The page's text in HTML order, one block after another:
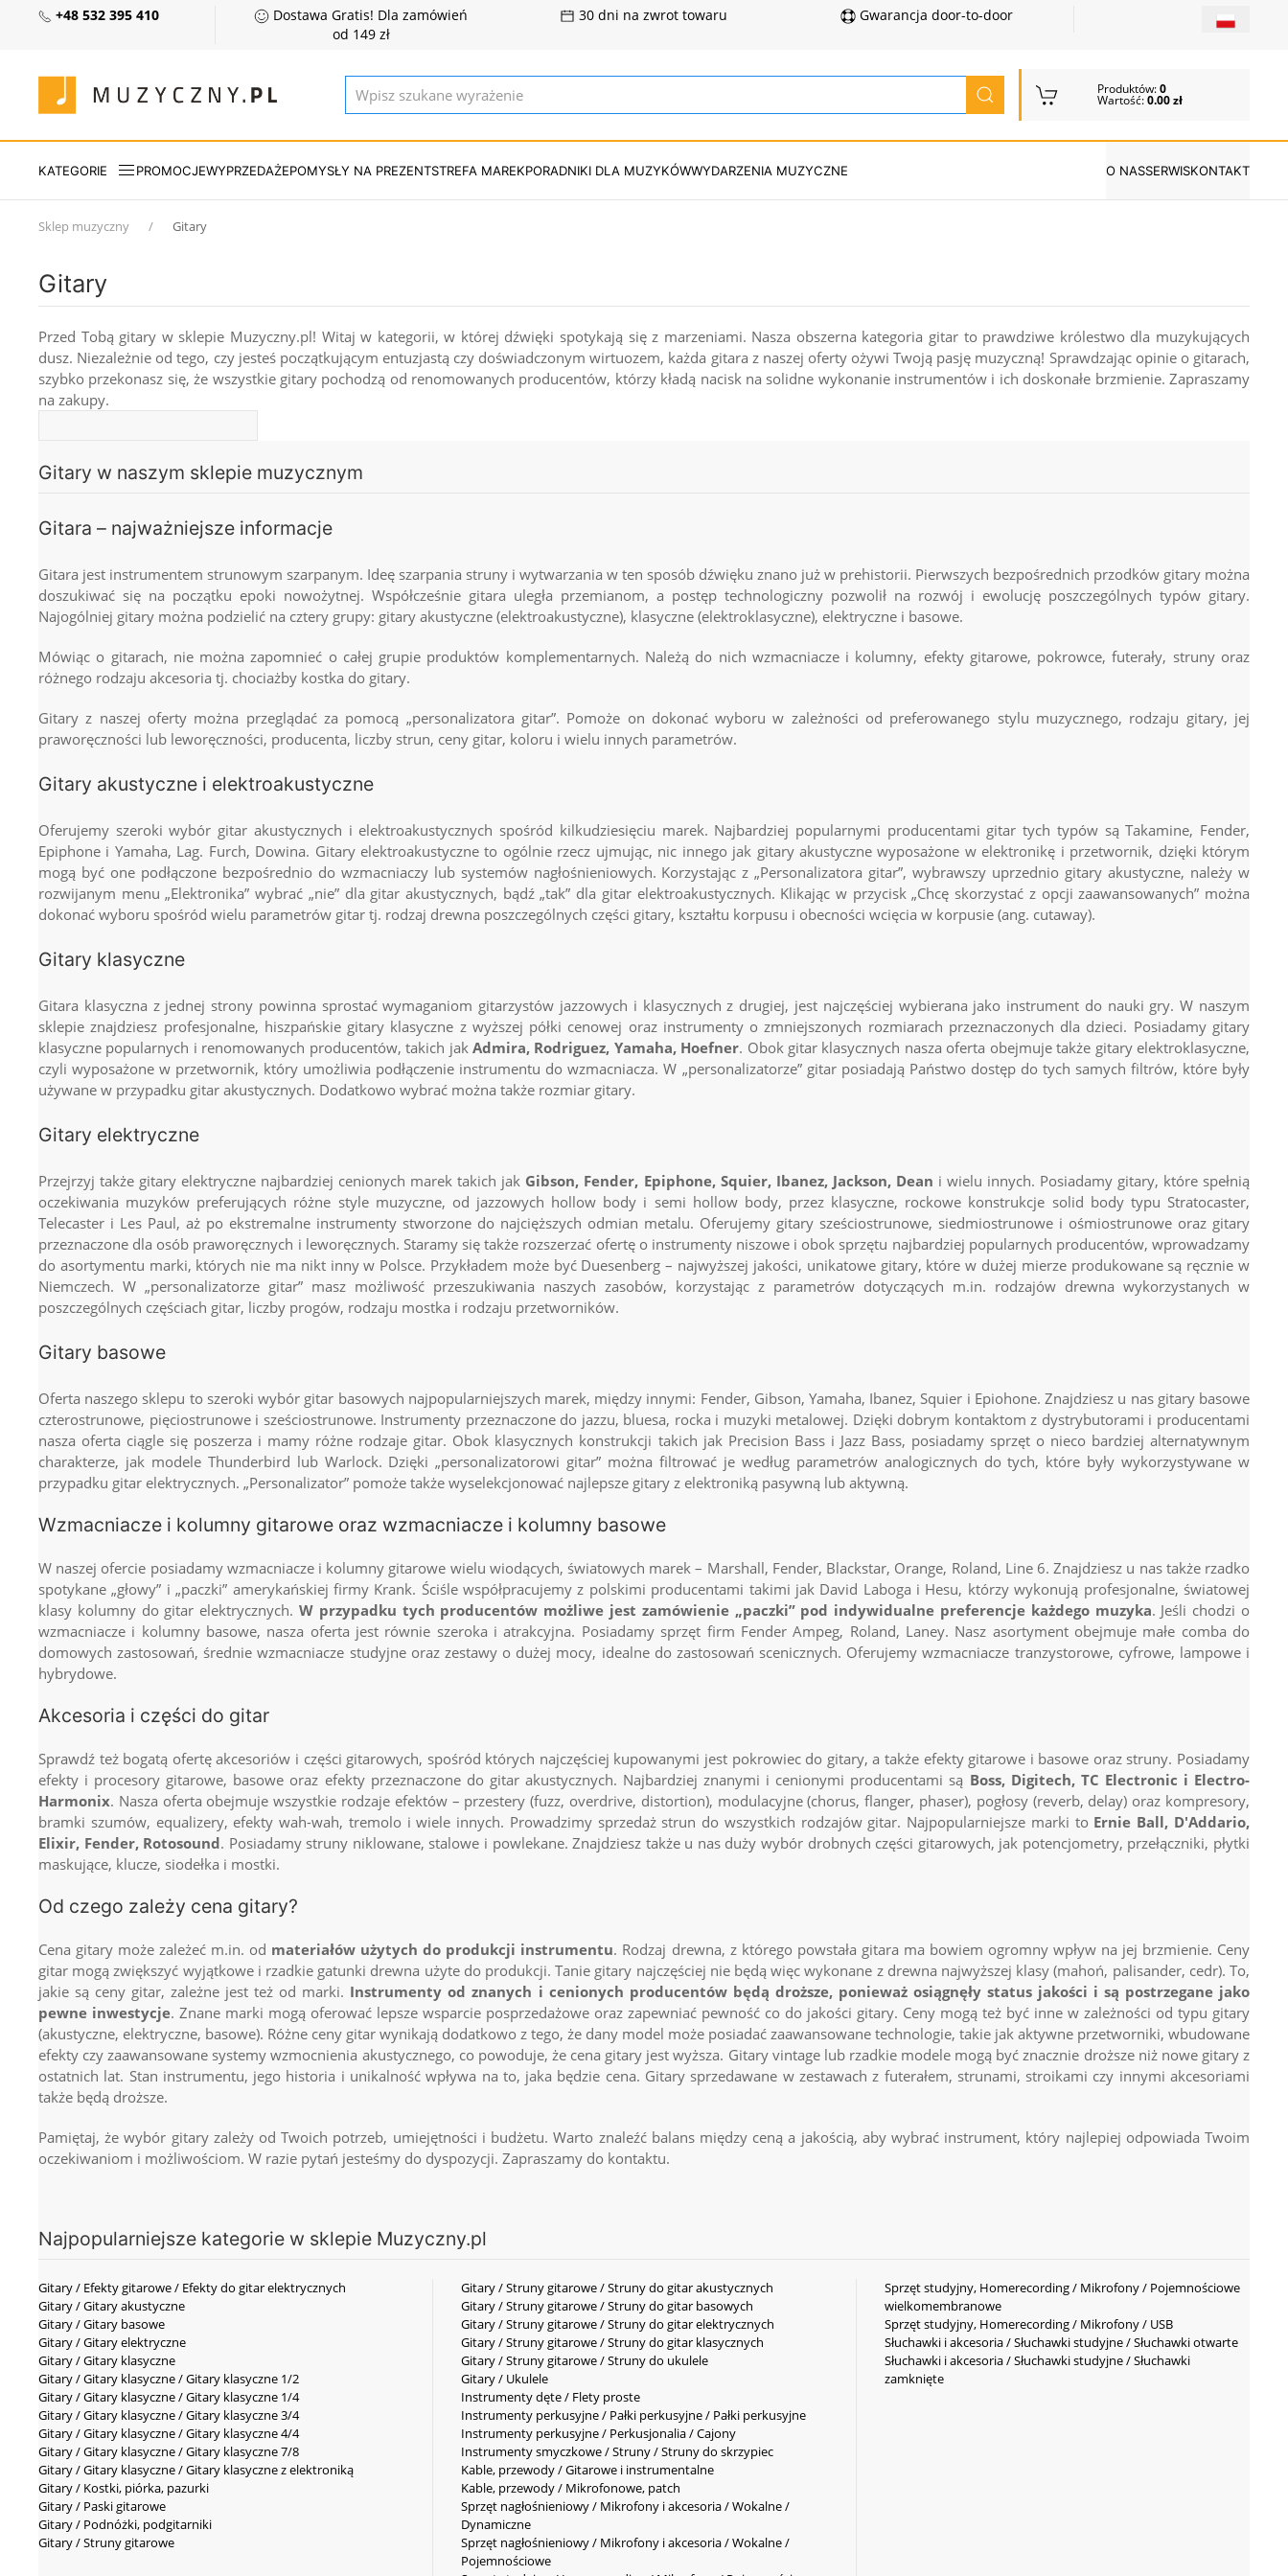
+48 532 395 410
Dostawa Gratis! Dla zamówień
od 149 zł
30 dni na zwrot towaru Gwarancja door-to-door
Produktów:0
Wartość:0.00 zł
KATEGORIE PROMOCJEWYPRZEDAŻEPOMYSŁY NA PREZENTSTREFA MAREKPORADNIKI DLA MUZYKÓWWYDARZENIA MUZYCZNE O NASSERWISKONTAKT
Sklep muzyczny Gitary
Gitary
Przed Tobą gitary w sklepie Muzyczny.pl! Witaj w kategorii, w której dźwięki spotykają się z marzeniami. Nasza obszerna kategoria gitar to prawdziwe królestwo dla muzykujących
dusz. Niezależnie od tego, czy jesteś początkującym entuzjastą czy doświadczonym wirtuozem, każda gitara z naszej oferty ożywi Twoją pasję muzyczną! Sprawdzając opinie o gitarach,
szybko przekonasz się, że wszystkie gitary pochodzą od renomowanych producentów, którzy kładą nacisk na solidne wykonanie instrumentów i ich doskonałe brzmienie. Zapraszamy
na zakupy.
Gitary w naszym sklepie muzycznym
Gitara – najważniejsze informacje
Gitara jest instrumentem strunowym szarpanym. Ideę szarpania struny i wytwarzania w ten sposób dźwięku znano już w prehistorii. Pierwszych bezpośrednich przodków gitary można
doszukiwać się na początku epoki nowożytnej. Współcześnie gitara uległa przemianom, a postęp technologiczny pozwolił na rozwój i ewolucję poszczególnych typów gitary.
Najogólniej gitary można podzielić na cztery grupy: gitary akustyczne (elektroakustyczne), klasyczne (elektroklasyczne), elektryczne i basowe.
Mówiąc o gitarach, nie można zapomnieć o całej grupie produktów komplementarnych. Należą do nich wzmacniacze i kolumny, efekty gitarowe, pokrowce, futerały, struny oraz
różnego rodzaju akcesoria tj. chociażby kostka do gitary.
Gitary z naszej oferty można przeglądać za pomocą „personalizatora gitar”. Pomoże on dokonać wyboru w zależności od preferowanego stylu muzycznego, rodzaju gitary, jej
praworęczności lub leworęczności, producenta, liczby strun, ceny gitar, koloru i wielu innych parametrów.
Gitary akustyczne i elektroakustyczne
Oferujemy szeroki wybór gitar akustycznych i elektroakustycznych spośród kilkudziesięciu marek. Najbardziej popularnymi producentami gitar tych typów są Takamine, Fender,
Epiphone i Yamaha, Lag. Furch, Dowina. Gitary elektroakustyczne to ogólnie rzecz ujmując, nic innego jak gitary akustyczne wyposażone w elektronikę i przetwornik, dzięki którym
mogą być one podłączone bezpośrednio do wzmacniaczy lub systemów nagłośnieniowych. Korzystając z „Personalizatora gitar”, wybrawszy uprzednio gitary akustyczne, należy w
rozwijanym menu „Elektronika” wybrać „nie” dla gitar akustycznych, bądź „tak” dla gitar elektroakustycznych. Klikając w przycisk „Chcę skorzystać z opcji zaawansowanych” można
dokonać wyboru spośród wielu parametrów gitar tj. rodzaj drewna poszczególnych części gitary, kształtu korpusu i obecności wcięcia w korpusie (ang. cutaway).
Gitary klasyczne
Gitara klasyczna z jednej strony powinna sprostać wymaganiom gitarzystów jazzowych i klasycznych z drugiej, jest najczęściej wybierana jako instrument do nauki gry. W naszym
sklepie znajdziesz profesjonalne, hiszpańskie gitary klasyczne z wyższej półki cenowej oraz instrumenty o zmniejszonych rozmiarach przeznaczonych dla dzieci. Posiadamy gitary
klasyczne popularnych i renomowanych producentów, takich jak Admira, Rodriguez, Yamaha, Hoefner. Obok gitar klasycznych nasza oferta obejmuje także gitary elektroklasyczne,
czyli wyposażone w przetwornik, który umożliwia podłączenie instrumentu do wzmacniacza. W „personalizatorze” gitar posiadają Państwo dostęp do tych samych filtrów, które były
używane w przypadku gitar akustycznych. Dodatkowo wybrać można także rozmiar gitary.
Gitary elektryczne
Przejrzyj także gitary elektryczne najbardziej cenionych marek takich jak Gibson, Fender, Epiphone, Squier, Ibanez, Jackson, Dean i wielu innych. Posiadamy gitary, które spełnią
oczekiwania muzyków preferujących różne style muzyczne, od jazzowych hollow body i semi hollow body, przez klasyczne, rockowe konstrukcje solid body typu Stratocaster,
Telecaster i Les Paul, aż po ekstremalne instrumenty stworzone do najcięższych odmian metalu. Oferujemy gitary sześciostrunowe, siedmiostrunowe i ośmiostrunowe oraz gitary
przeznaczone dla osób praworęcznych i leworęcznych. Staramy się także rozszerzać ofertę o instrumenty niszowe i obok sprzętu najbardziej popularnych producentów, wprowadzamy
do asortymentu marki, których nie ma nikt inny w Polsce. Przykładem może być Duesenberg – najwyższej jakości, unikatowe gitary, które w dużej mierze produkowane są ręcznie w
Niemczech. W „personalizatorze gitar” masz możliwość przeszukiwania naszych zasobów, korzystając z parametrów dotyczących m.in. rodzajów drewna wykorzystanych w
poszczególnych częściach gitar, liczby progów, rodzaju mostka i rodzaju przetworników.
Gitary basowe
Oferta naszego sklepu to szeroki wybór gitar basowych najpopularniejszych marek, między innymi: Fender, Gibson, Yamaha, Ibanez, Squier i Epiohone. Znajdziesz u nas gitary basowe
czterostrunowe, pięciostrunowe i sześciostrunowe. Instrumenty przeznaczone do jazzu, bluesa, rocka i muzyki metalowej. Dzięki dobrym kontaktom z dystrybutorami i producentami
nasza oferta ciągle się poszerza i mamy różne rodzaje gitar. Obok klasycznych konstrukcji takich jak Precision Bass i Jazz Bass, posiadamy sprzęt o nieco bardziej alternatywnym
charakterze, jak modele Thunderbird lub Warlock. Dzięki „personalizatorowi gitar” można filtrować je według parametrów analogicznych do tych, które były wykorzystywane w
przypadku gitar elektrycznych. „Personalizator” pomoże także wyselekcjonować najlepsze gitary z elektroniką pasywną lub aktywną.
Wzmacniacze i kolumny gitarowe oraz wzmacniacze i kolumny basowe
W naszej ofercie posiadamy wzmacniacze i kolumny gitarowe wielu wiodących, światowych marek – Marshall, Fender, Blackstar, Orange, Roland, Line 6. Znajdziesz u nas także rzadko
spotykane „głowy” i „paczki” amerykańskiej firmy Krank. Ściśle współpracujemy z polskimi producentami takimi jak David Laboga i Hesu, którzy wykonują profesjonalne, światowej
klasy kolumny do gitar elektrycznych. W przypadku tych producentów możliwe jest zamówienie „paczki” pod indywidualne preferencje każdego muzyka. Jeśli chodzi o
wzmacniacze i kolumny basowe, nasza oferta jest równie szeroka i atrakcyjna. Posiadamy sprzęt firm Fender Ampeg, Roland, Laney. Nasz asortyment obejmuje małe comba do
domowych zastosowań, średnie wzmacniacze studyjne oraz zestawy o dużej mocy, idealne do zastosowań scenicznych. Oferujemy wzmacniacze tranzystorowe, cyfrowe, lampowe i
hybrydowe.
Akcesoria i części do gitar
Sprawdź też bogatą ofertę akcesoriów i części gitarowych, spośród których najczęściej kupowanymi jest pokrowiec do gitary, a także efekty gitarowe i basowe oraz struny. Posiadamy
efekty i procesory gitarowe, basowe oraz efekty przeznaczone do gitar akustycznych. Najbardziej znanymi i cenionymi producentami są Boss, Digitech, TC Electronic i Electro-
Harmonix. Nasza oferta obejmuje wszystkie rodzaje efektów – przestery (fuzz, overdrive, distortion), modulacyjne (chorus, flanger, phaser), pogłosy (reverb, delay) oraz kompresory,
bramki szumów, equalizery, efekty wah-wah, tremolo i wiele innych. Prowadzimy sprzedaż strun do wszystkich rodzajów gitar. Najpopularniejsze marki to Ernie Ball, D'Addario,
Elixir, Fender, Rotosound. Posiadamy struny niklowane, stalowe i powlekane. Znajdziesz także u nas duży wybór drobnych części gitarowych, jak potencjometry, przełączniki, płytki
maskujące, klucze, siodełka i mostki.
Od czego zależy cena gitary?
Cena gitary może zależeć m.in. od materiałów użytych do produkcji instrumentu. Rodzaj drewna, z którego powstała gitara ma bowiem ogromny wpływ na jej brzmienie. Ceny
gitar mogą zwiększyć wyjątkowe i rzadkie gatunki drewna użyte do produkcji. Tanie gitary najczęściej nie będą więc wykonane z drewna najwyższej klasy (mahoń, palisander, cedr). To,
jakie są ceny gitar, zależne jest też od marki. Instrumenty od znanych i cenionych producentów będą droższe, ponieważ osiągnęły status jakości i są postrzegane jako
pewne inwestycje. Znane marki mogą oferować lepsze wsparcie posprzedażowe oraz zapewniać pewność co do jakości gitary. Ceny mogą też być inne w zależności od typu gitary
(akustyczne, elektryczne, basowe). Różne ceny gitar wynikają dodatkowo z tego, że dany model może posiadać zaawansowane technologie, takie jak aktywne przetworniki, wbudowane
efekty czy zaawansowane systemy wzmocnienia akustycznego, co powoduje, że cena gitary jest wyższa. Gitary vintage lub rzadkie modele mogą być znacznie droższe niż nowe gitary z
ostatnich lat. Stan instrumentu, jego historia i unikalność wpływa na to, jaka będzie cena. Gitary sprzedawane w zestawach z futerałem, strunami, stroikami czy innymi akcesoriami
także będą droższe.
Pamiętaj, że wybór gitary zależy od Twoich potrzeb, umiejętności i budżetu. Warto znaleźć balans między ceną a jakością, aby wybrać instrument, który najlepiej odpowiada Twoim
oczekiwaniom i możliwościom. W razie pytań jesteśmy do dyspozycji. Zapraszamy do kontaktu.
Najpopularniejsze kategorie w sklepie Muzyczny.pl
Gitary / Efekty gitarowe / Efekty do gitar elektrycznych
Gitary / Gitary akustyczne
Gitary / Gitary basowe
Gitary / Gitary elektryczne
Gitary / Gitary klasyczne
Gitary / Gitary klasyczne / Gitary klasyczne 1/2
Gitary / Gitary klasyczne / Gitary klasyczne 1/4
Gitary / Gitary klasyczne / Gitary klasyczne 3/4
Gitary / Gitary klasyczne / Gitary klasyczne 4/4
Gitary / Gitary klasyczne / Gitary klasyczne 7/8
Gitary / Gitary klasyczne / Gitary klasyczne z elektroniką
Gitary / Kostki, piórka, pazurki
Gitary / Paski gitarowe
Gitary / Podnóżki, podgitarniki
Gitary / Struny gitarowe
Gitary / Struny gitarowe / Struny do gitar akustycznych
Gitary / Struny gitarowe / Struny do gitar basowych
Gitary / Struny gitarowe / Struny do gitar elektrycznych
Gitary / Struny gitarowe / Struny do gitar klasycznych
Gitary / Struny gitarowe / Struny do ukulele
Gitary / Ukulele
Instrumenty dęte / Flety proste
Instrumenty perkusyjne / Pałki perkusyjne / Pałki perkusyjne
Instrumenty perkusyjne / Perkusjonalia / Cajony
Instrumenty smyczkowe / Struny / Struny do skrzypiec
Kable, przewody / Gitarowe i instrumentalne
Kable, przewody / Mikrofonowe, patch
Sprzęt nagłośnieniowy / Mikrofony i akcesoria / Wokalne /
Dynamiczne
Sprzęt nagłośnieniowy / Mikrofony i akcesoria / Wokalne /
Pojemnościowe
Sprzęt studyjny, Homerecording / Mikrofony / Pojemnościowe
wielkomembranowe
Sprzęt studyjny, Homerecording / Mikrofony / USB
Słuchawki i akcesoria / Słuchawki studyjne / Słuchawki otwarte
Słuchawki i akcesoria / Słuchawki studyjne / Słuchawki
zamknięte